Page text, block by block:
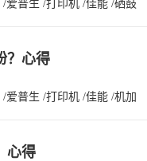
/爱普生 /打印机 /佳能 /硒鼓
？心得
/爱普生 /打印机 /佳能 /机加
心得